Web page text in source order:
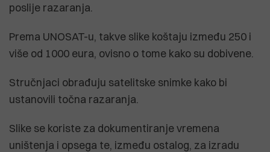
poslije razaranja.
Prema UNOSAT-u, takve slike koštaju između 250 i
više od 1000 eura, ovisno o tome kako su dobivene.
Stručnjaci obrađuju satelitske snimke kako bi
ustanovili točna razaranja.
Slike se koriste za dokumentiranje vremena
uništenja i opsega te, između ostalog, za izradu